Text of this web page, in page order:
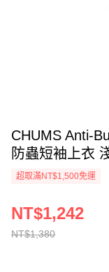
CHUMS Anti-
防蟲短袖上衣
超取滿NT$1,500免運
NT$1,380
NT$1,242